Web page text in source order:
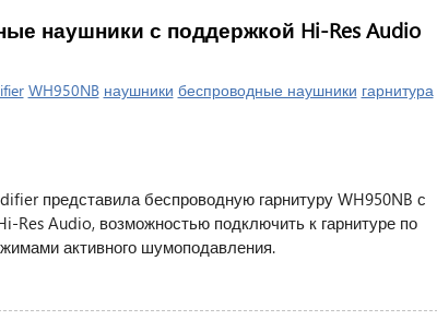
наушники с поддержкой Hi-Res Audio
WH950NB наушники беспроводные наушники гарнитура
представила беспроводную гарнитуру WH950NB с
Res Audio, возможностью подключить к гарнитуре по
активного шумоподавления.